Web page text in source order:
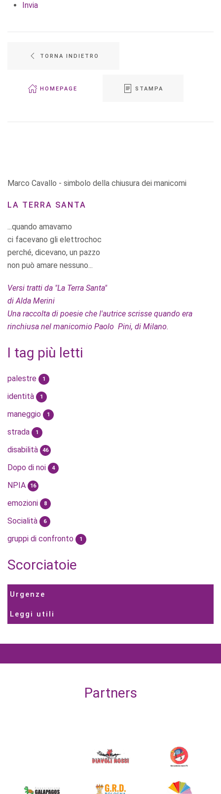
Invia
TORNA INDIETRO
HOMEPAGE STAMPA
Marco Cavallo - simbolo della chiusura dei manicomi
LA TERRA SANTA
...quando amavamo
ci facevano gli elettrochoc
perché, dicevano, un pazzo
non può amare nessuno...
Versi tratti da "La Terra Santa"
di Alda Merini
Una raccolta di poesie che l'autrice scrisse quando era
rinchiusa nel manicomio Paolo Pini, di Milano.
I tag più letti
palestre 1
identità 1
maneggio 1
strada 1
disabilità 46
Dopo di noi 4
NPIA 16
emozioni 8
Socialità 6
gruppi di confronto 1
Scorciatoie
Urgenze
Leggi utili
Partners